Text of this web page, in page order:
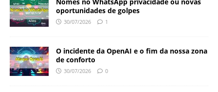
oportunidades de golpes
30/07/2026 1
O incidente da OpenAI e o fim da nossa zona
de conforto
30/07/2026 0